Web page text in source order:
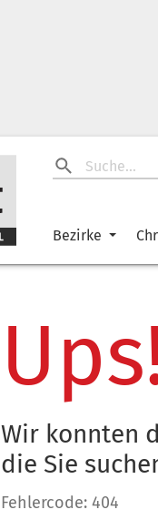
Bezirke
Wir konnten
die Sie
Fehlercode: 404